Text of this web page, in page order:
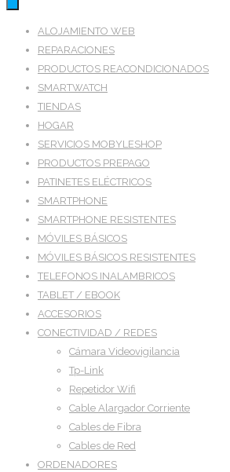
ALOJAMIENTO WEB
REPARACIONES
PRODUCTOS REACONDICIONADOS
SMARTWATCH
TIENDAS
HOGAR
SERVICIOS MOBYLESHOP
PRODUCTOS PREPAGO
PATINETES ELÉCTRICOS
SMARTPHONE
SMARTPHONE RESISTENTES
MÓVILES BÁSICOS
MÓVILES BÁSICOS RESISTENTES
TELEFONOS INALAMBRICOS
TABLET / EBOOK
ACCESORIOS
CONECTIVIDAD / REDES
Cámara Videovigilancia
Tp-Link
Repetidor Wifi
Cable Alargador Corriente
Cables de Fibra
Cables de Red
ORDENADORES